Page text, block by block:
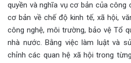
quyền và nghĩa vụ cơ bản của công
cơ bản về chế độ kinh tế, xã hội,
công nghệ, môi trường, bảo vệ Tổ
nhà nước. Bằng việc làm luật và
chỉnh các quan hệ xã hội trong